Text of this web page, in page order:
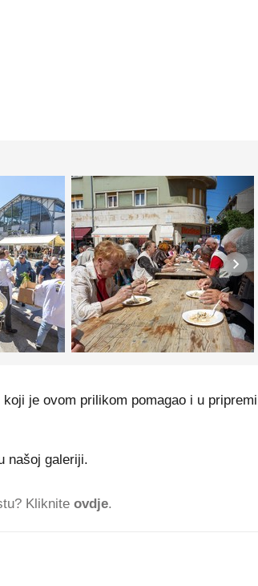
je ovom prilikom pomagao i u pripremi
našoj galeriji.
Kliknite ovdje.